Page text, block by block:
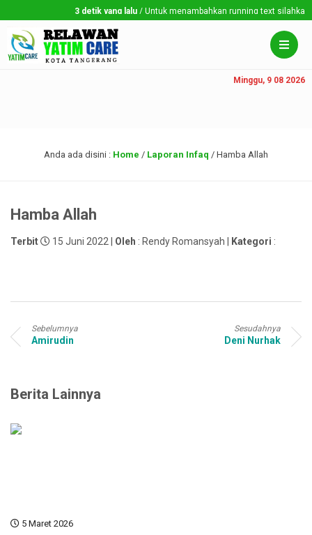
3 detik yang lalu/ Untuk menambahkan running text silahkan ke
Minggu, 9 08 2026
Anda ada disini : Home / Laporan Infaq / Hamba Allah
Hamba Allah
Terbit 15 Juni 2022 | Oleh : Rendy Romansyah | Kategori :
Sebelumnya
Amirudin
Sesudahnya
Deni Nurhak
Berita Lainnya
5 Maret 2026